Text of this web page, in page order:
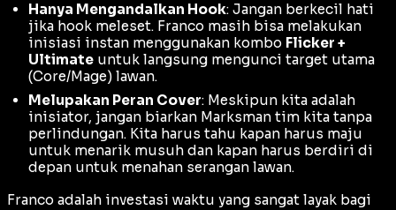
Hanya Mengandalkan Hook: Jangan berkecil hati
jika hook meleset. Franco masih bisa melakukan
inisiasi instan menggunakan kombo Flicker +
Ultimate untuk langsung mengunci target utama
(Core/Mage) lawan.
Melupakan Peran Cover: Meskipun kita adalah
inisiator, jangan biarkan Marksman tim kita tanpa
perlindungan. Kita harus tahu kapan harus maju
untuk menarik musuh dan kapan harus berdiri di
depan untuk menahan serangan lawan.
Franco adalah investasi waktu yang sangat layak bagi